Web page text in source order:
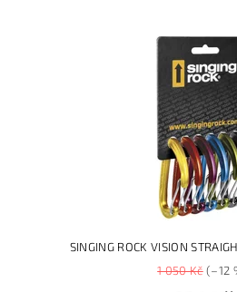
SINGING ROCK VISION
1 050 Kč(–12